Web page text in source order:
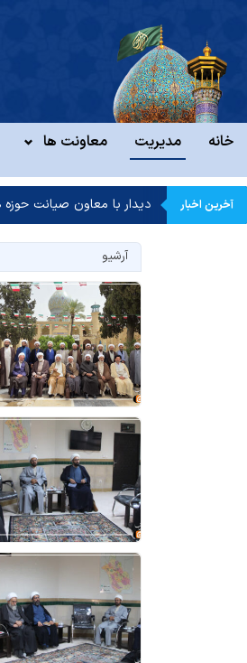
خانه مدیریت معاونت ها
آخرین اخبار دیدار با معاون صیانت
آرشیو